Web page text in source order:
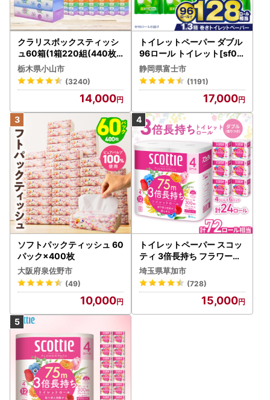
クラリスボックスティッシ
ュ60箱(1箱220組(440枚))
(5個入り×12セット)【配送
不可地域：離島・沖縄県】
【1256759】
栃木県小山市
(3240)
14,000
トイレットペーパー ダブル
96ロール トイレット[sf00
1-012]
静岡県富士市
(1191)
17,000
ソフトパックティッシュ 60
パック×400枚
大阪府泉佐野市
(49)
10,000
トイレットペーパー スコッ
ティ 3倍長持ち フラワーパ
ック 4ロール×6P
埼玉県草加市
(728)
15,000